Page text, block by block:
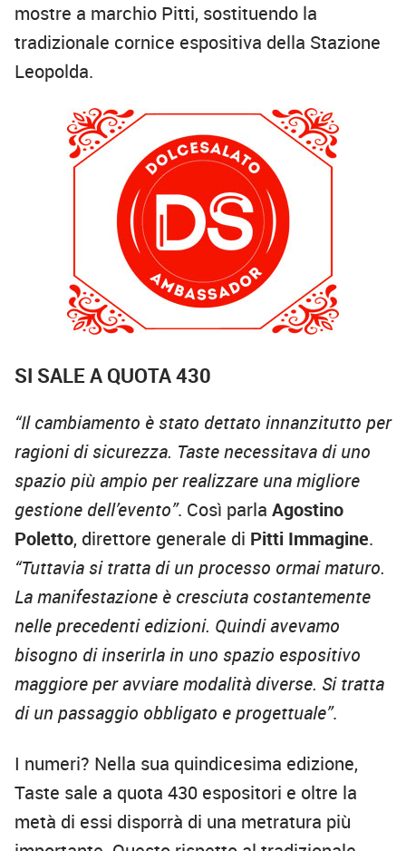
mostre a marchio Pitti, sostituendo la
tradizionale cornice espositiva della Stazione
Leopolda.
SI SALEA QUOTA 430
“Il cambiamento è stato dettato innanzitutto per
ragioni di sicurezza. Taste necessitava di uno
spazio più ampio per realizzare una migliore
gestione dell’evento”. Così parla Agostino
Poletto, direttore generale di Pitti Immagine.
“Tuttavia si tratta di un processo ormai maturo.
La manifestazione è cresciuta costantemente
nelle precedenti edizioni. Quindi avevamo
bisogno di inserirla in uno spazio espositivo
maggiore per avviare modalità diverse. Si tratta
di un passaggio obbligato e progettuale”.
I numeri? Nella sua quindicesima edizione,
Taste sale a quota 430 espositori e oltre la
metà di essi disporrà di una metratura più